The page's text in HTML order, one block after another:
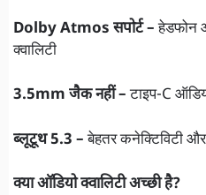
Dolby Atmos सपोर्ट –हेडफोन
क्वालिटी
3.5mm जैक नहीं –टाइप-C
ब्लूटूथ 5.3 –बेहतर कनेक्टिविटी
क्या ऑडियो क्वालिटी अच्छी है?